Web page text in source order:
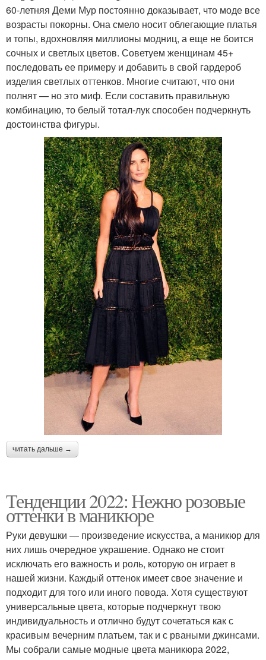
60-летняя Деми Мур постоянно доказывает, что моде все
возрасты покорны. Она смело носит облегающие платья
и топы, вдохновляя миллионы модниц, а еще не боится
сочных и светлых цветов. Советуем женщинам 45+
последовать ее примеру и добавить в свой гардероб
изделия светлых оттенков. Многие считают, что они
полнят — но это миф. Если составить правильную
комбинацию, то белый тотал-лук способен подчеркнуть
достоинства фигуры.
читать дальше →
Тенденции 2022: Нежно розовые
оттенки в маникюре
Руки девушки — произведение искусства, а маникюр для
них лишь очередное украшение. Однако не стоит
исключать его важность и роль, которую он играет в
нашей жизни. Каждый оттенок имеет свое значение и
подходит для того или иного повода. Хотя существуют
универсальные цвета, которые подчеркнут твою
индивидуальность и отлично будут сочетаться как с
красивым вечерним платьем, так и с рваными джинсами.
Мы собрали самые модные цвета маникюра 2022,